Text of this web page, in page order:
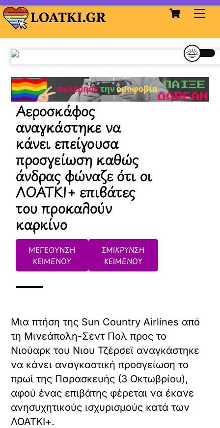
Skip
to
content
Cart
Αεροσκάφος
αναγκάστηκε να
κάνει επείγουσα
προσγείωση καθώς
άνδρας φώναζε ότι οι
ΛΟΑΤΚΙ+ επιβάτες
του προκαλούν
καρκίνο
ΜΕΓΕΘΥΝΣΗ
ΚΕΙΜΕΝΟΥ
ΣΜΙΚΡΥΝΣΗ
ΚΕΙΜΕΝΟΥ
Μια πτήση της Sun Country Airlines από
τη Μινεάπολη-Σεντ Πολ προς το
Νιούαρκ του Νιου Τζέρσεϊ αναγκάστηκε
να κάνει αναγκαστική προσγείωση το
πρωί της Παρασκευής (3 Οκτωβρίου),
αφού ένας επιβάτης φέρεται να έκανε
ανησυχητικούς ισχυρισμούς κατά των
ΛΟΑΤΚΙ+.